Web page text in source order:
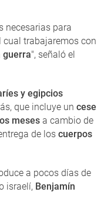
necesarias para
cual trabajaremos con
", señaló el
y egipcios
que incluye un cese
meses a cambio de
de los cuerpos
a pocos días de
israelí, Benjamín